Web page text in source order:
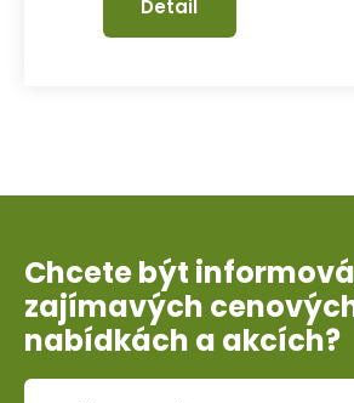
Detail
Chcete být
zajímavých
nabídkách a akcích?